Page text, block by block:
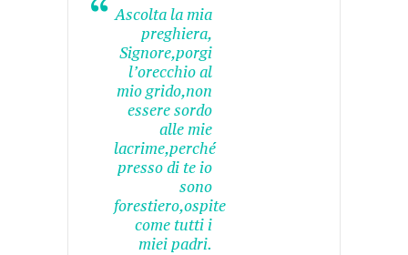
Ascolta la mia
preghiera,
Signore,porgi
l’orecchio al
mio grido,non
essere sordo
alle mie
lacrime,perché
presso di te io
sono
forestiero,ospite
come tutti i
miei padri.